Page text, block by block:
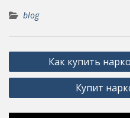
blog
Post
navigation
Как купить
Купит